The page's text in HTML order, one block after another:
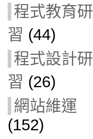
程式教育研
習 (44)
程式設計研
習 (26)
網站維運
(152)